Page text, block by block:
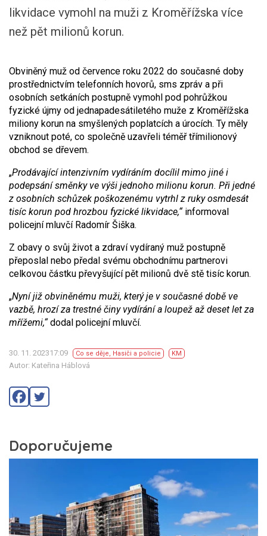
likvidace vymohl na muži z Kroměřížska více
než pět milionů korun.
Obviněný muž od července roku 2022 do současné doby
prostřednictvím telefonních hovorů, sms zpráv a při
osobních setkáních postupně vymohl pod pohrůžkou
fyzické újmy od jednapadesátiletého muže z Kroměřížska
miliony korun na smyšlených poplatcích a úrocích. Ty měly
vzniknout poté, co společně uzavřeli téměř třímilionový
obchod se dřevem.
„Prodávající intenzivním vydíráním docílil mimo jiné i
podepsání směnky ve výši jednoho milionu korun. Při jedné
z osobních schůzek poškozenému vytrhl z ruky osmdesát
tisíc korun pod hrozbou fyzické likvidace,“informoval
policejní mluvčí Radomír Šiška.
Z obavy o svůj život a zdraví vydíraný muž postupně
přeposlal nebo předal svému obchodnímu partnerovi
celkovou částku převyšující pět milionů dvě stě tisíc korun.
„Nyní již obviněnému muži, který je v současné době ve
vazbě, hrozí za trestné činy vydírání a loupež až deset let za
mřížemi,“dodal policejní mluvčí.
30. 11. 202317:09 Co se děje, Hasiči a policie KM
Autor: Kateřina Háblová